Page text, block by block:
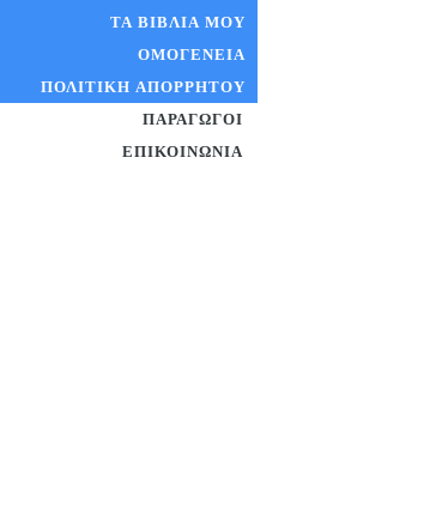
ΤΑ ΒΙΒΛΊΑ ΜΟΥ
ΟΜΟΓΈΝΕΙΑ
ΠΟΛΙΤΙΚΉ ΑΠΟΡΡΉΤΟΥ
ΠΑΡΑΓΩΓΟΊ
ΕΠΙΚΟΙΝΩΝΊΑ